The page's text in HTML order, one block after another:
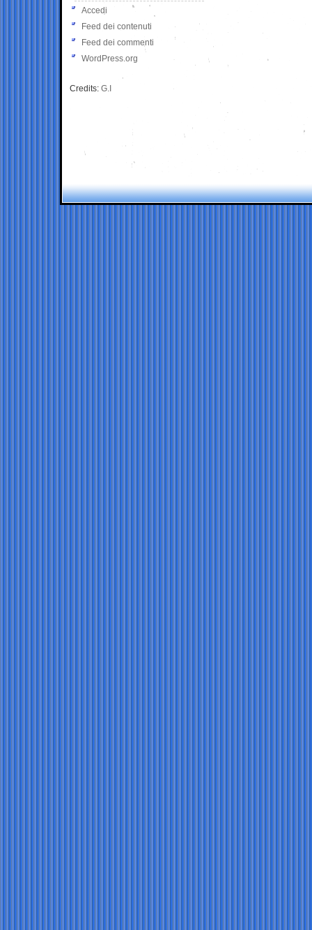
Accedi
Feed dei contenuti
Feed dei commenti
WordPress.org
Credits: G.I